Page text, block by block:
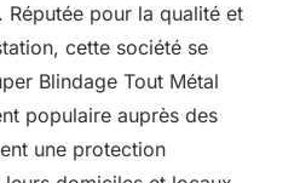
pour la qualité et
cette société se
Blindage Tout Métal
populaire auprès des
une protection